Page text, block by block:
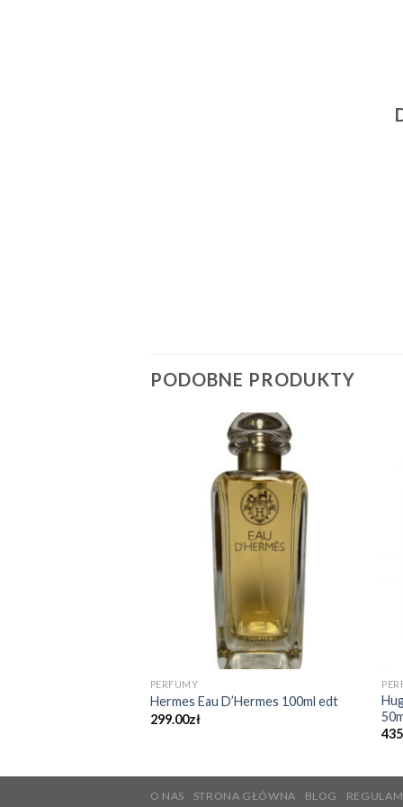
PODOBNE PRODUKTY
PERFUMY
Hermes Eau D’Hermes 100ml edt
299.00zł
O NAS STRONA GŁÓWNA BLOG